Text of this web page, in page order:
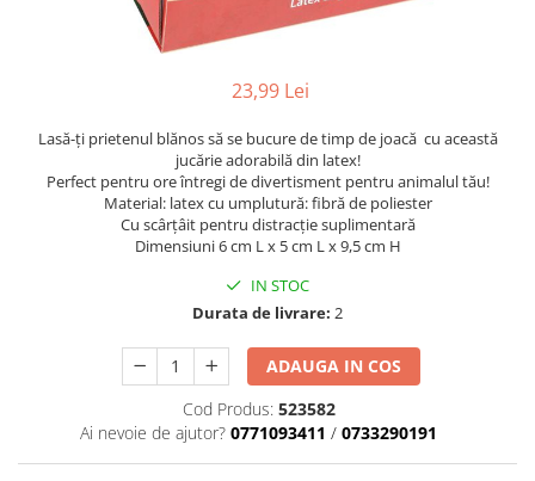
23,99 Lei
Lasă-ți prietenul blănos să se bucure de timp de joacă cu această
jucărie adorabilă din latex!
Perfect pentru ore întregi de divertisment pentru animalul tău!
Material: latex cu umplutură: fibră de poliester
Cu scârțâit pentru distracție suplimentară
Dimensiuni 6 cm L x 5 cm L x 9,5 cm H
IN STOC
Durata de livrare: 2
ADAUGA IN COS
Cod Produs: 523582
Ai nevoie de ajutor? 0771093411 / 0733290191